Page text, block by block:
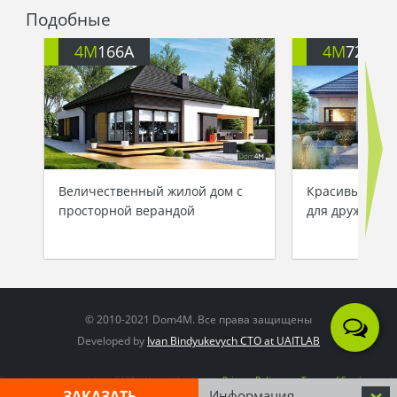
Подобные
4M166A
Величественный жилой дом с
просторной верандой
4M722
Красивый
для дружной
© 2010-2021 Dom4M. Все права защищены
Developed by Ivan Bindyukevych CTO at UAITLAB
This site is protected by reCAPTCHA and the GooglePrivacy PolicyandTerms of Serviceapply